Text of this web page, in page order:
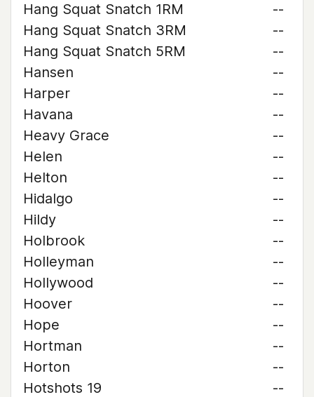
Hang Squat Snatch 1RM
--
Hang Squat Snatch 3RM
--
Hang Squat Snatch 5RM
--
Hansen
--
Harper
--
Havana
--
Heavy Grace
--
Helen
--
Helton
--
Hidalgo
--
Hildy
--
Holbrook
--
Holleyman
--
Hollywood
--
Hoover
--
Hope
--
Hortman
--
Horton
--
Hotshots 19
--